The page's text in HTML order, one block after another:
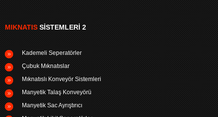
MIKNATISSISTEMLERI 2
Kademeli Seperatörler
Çubuk Mıknatıslar
Mıknatıslı Konveyör Sistemleri
Manyetik Talaş Konveyörü
Manyetik Sac Ayrıştırıcı